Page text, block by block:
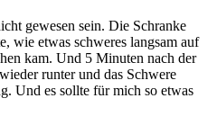
gewesen sein. Die Schranke
wie etwas schweres langsam auf
kam. Und 5 Minuten nach der
runter und das Schwere
Und es sollte für mich so etwas